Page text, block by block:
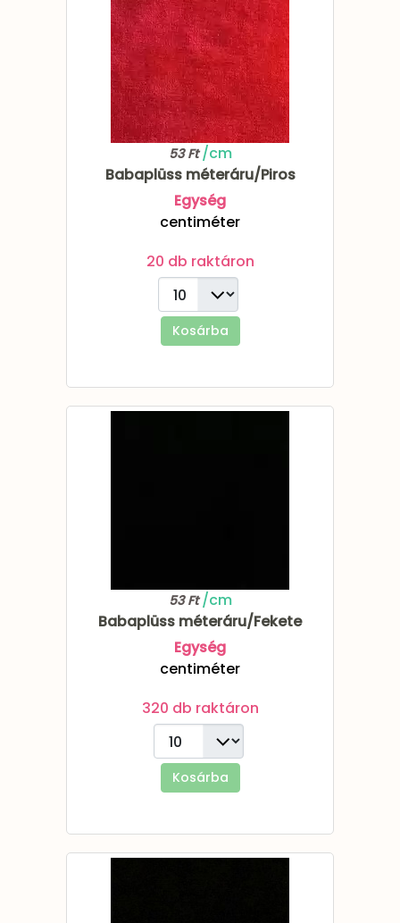
53 Ft/cm
Babaplüss méteráru/Piros
Egység
centiméter
20 db raktáron
Kosárba
53 Ft/cm
Babaplüss méteráru/Fekete
Egység
centiméter
320 db raktáron
Kosárba